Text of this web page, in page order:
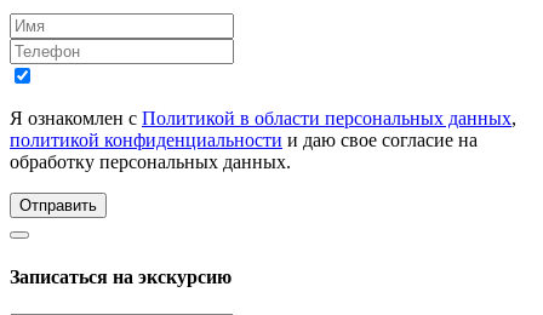
Я ознакомлен с Политикой в области персональных данных,
политикой конфиденциальности и даю свое согласие на
обработку персональных данных.
Отправить
Записаться на экскурсию